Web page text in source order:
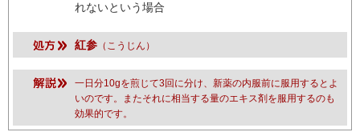
れないという場合
紅参 （こうじん）
一日分10gを煎じて3回に分け、新薬の内服前に服用するとよ
いのです。またそれに相当する量のエキス剤を服用するのも
効果的です。